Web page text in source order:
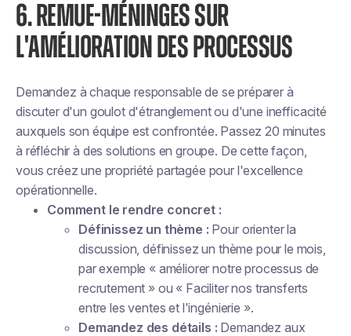
6. REMUE-MÉNINGES SUR
L'AMÉLIORATION DES PROCESSUS
Demandez à chaque responsable de se préparer à
discuter d'un goulot d'étranglement ou d'une inefficacité
auxquels son équipe est confrontée. Passez 20 minutes
à réfléchir à des solutions en groupe. De cette façon,
vous créez une propriété partagée pour l'excellence
opérationnelle.
Comment le rendre concret :
Définissez un thème : Pour orienter la
discussion, définissez un thème pour le mois,
par exemple « améliorer notre processus de
recrutement » ou « Faciliter nos transferts
entre les ventes et l'ingénierie ».
Demandez des détails : Demandez aux